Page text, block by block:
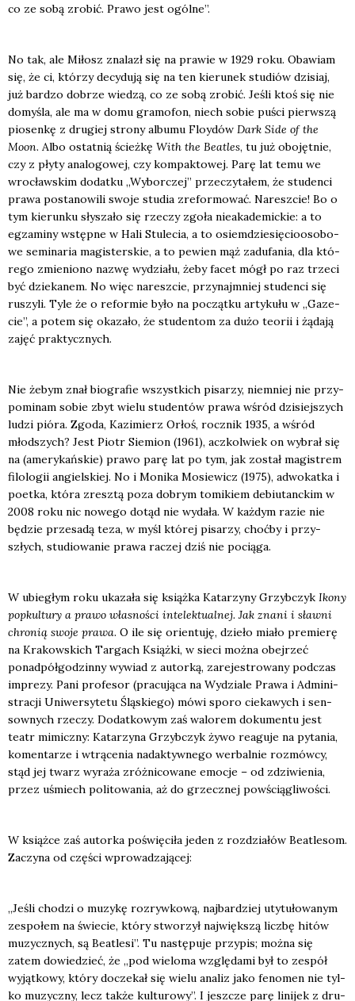
co ze sobą zro­bić. Pra­wo jest ogól­ne”.
No tak, ale Miłosz zna­lazł się na pra­wie w 1929 roku. Oba­wiam
się, że ci, któ­rzy decy­du­ją się na ten kie­ru­nek stu­diów dzi­siaj,
już bar­dzo dobrze wie­dzą, co ze sobą zro­bić. Jeśli ktoś się nie
domy­śla, ale ma w domu gra­mo­fon, niech sobie puści pierw­szą
pio­sen­kę z dru­giej stro­ny albu­mu Floy­dów Dark Side of the
Moon. Albo ostat­nią ścież­kę With the Beatles, tu już obo­jęt­nie,
czy z pły­ty ana­lo­go­wej, czy kom­pak­to­wej. Parę lat temu we
wro­cław­skim dodat­ku „Wybor­czej” prze­czy­ta­łem, że stu­den­ci
pra­wa posta­no­wi­li swo­je stu­dia zre­for­mo­wać. Naresz­cie! Bo o
tym kie­run­ku sły­sza­ło się rze­czy zgo­ła nie­aka­de­mic­kie: a to
egza­mi­ny wstęp­ne w Hali Stu­le­cia, a to osiem­dzie­się­cio­oso­bo­
we semi­na­ria magi­ster­skie, a to pewien mąż zadu­fa­nia, dla któ­
re­go zmie­nio­no nazwę wydzia­łu, żeby facet mógł po raz trze­ci
być dzie­ka­nem. No więc naresz­cie, przy­naj­mniej stu­den­ci się
ruszy­li. Tyle że o refor­mie było na począt­ku arty­ku­łu w „Gaze­
cie”, a potem się oka­za­ło, że stu­den­tom za dużo teo­rii i żąda­ją
zajęć prak­tycz­nych.
Nie żebym znał bio­gra­fie wszyst­kich pisa­rzy, nie­mniej nie przy­
po­mi­nam sobie zbyt wie­lu stu­den­tów pra­wa wśród dzi­siej­szych
ludzi pió­ra. Zgo­da, Kazi­mierz Orłoś, rocz­nik 1935, a wśród
młod­szych? Jest Piotr Sie­mion (1961), acz­kol­wiek on wybrał się
na (ame­ry­kań­skie) pra­wo parę lat po tym, jak został magi­strem
filo­lo­gii angiel­skiej. No i Moni­ka Mosie­wicz (1975), adwo­kat­ka i
poet­ka, któ­ra zresz­tą poza dobrym tomi­kiem debiu­tanc­kim w
2008 roku nic nowe­go dotąd nie wyda­ła. W każ­dym razie nie
będzie prze­sa­dą teza, w myśl któ­rej pisa­rzy, choć­by i przy­
szłych, stu­dio­wa­nie pra­wa raczej dziś nie pocią­ga.
W ubie­głym roku uka­za­ła się książ­ka Kata­rzy­ny Grzyb­czyk Iko­ny
popkul­tu­ry a pra­wo wła­sno­ści inte­lek­tu­al­nej. Jak zna­ni i sław­ni
chro­nią swo­je pra­wa. O ile się orien­tu­ję, dzie­ło mia­ło pre­mie­rę
na Kra­kow­skich Tar­gach Książ­ki, w sie­ci moż­na obej­rzeć
ponad­pół­go­dzin­ny wywiad z autor­ką, zare­je­stro­wa­ny pod­czas
impre­zy. Pani pro­fe­sor (pra­cu­ją­ca na Wydzia­le Pra­wa i Admi­ni­
stra­cji Uni­wer­sy­te­tu Ślą­skie­go) mówi spo­ro cie­ka­wych i sen­
sow­nych rze­czy. Dodat­ko­wym zaś walo­rem doku­men­tu jest
teatr mimicz­ny: Kata­rzy­na Grzyb­czyk żywo reagu­je na pyta­nia,
komen­ta­rze i wtrą­ce­nia nadak­tyw­ne­go wer­bal­nie roz­mów­cy,
stąd jej twarz wyra­ża zróż­ni­co­wa­ne emo­cje – od zdzi­wie­nia,
przez uśmiech poli­to­wa­nia, aż do grzecz­nej powścią­gli­wo­ści.
W książ­ce zaś autor­ka poświę­ci­ła jeden z roz­dzia­łów Beatle­som.
Zaczy­na od czę­ści wpro­wa­dza­ją­cej:
„Jeśli cho­dzi o muzy­kę roz­ryw­ko­wą, naj­bar­dziej uty­tu­ło­wa­nym
zespo­łem na świe­cie, któ­ry stwo­rzył naj­więk­szą licz­bę hitów
muzycz­nych, są Beatle­si”. Tu nastę­pu­je przy­pis; moż­na się
zatem dowie­dzieć, że „pod wie­lo­ma wzglę­da­mi był to zespół
wyjąt­ko­wy, któ­ry docze­kał się wie­lu ana­liz jako feno­men nie tyl­
ko muzycz­ny, lecz tak­że kul­tu­ro­wy”. I jesz­cze parę lini­jek z dru­